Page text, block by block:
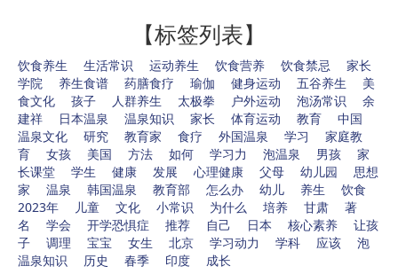
【标签列表】
饮食养生 生活常识 运动养生 饮食营养 饮食禁忌
家长
学院
养生食谱 药膳食疗 瑜伽 健身运动 五谷养生
美
食文化
孩子 人群养生 太极拳 户外运动 泡汤常识
余
建祥
日本温泉 温泉知识 家长 体育运动 教育
中国
温泉文化
研究 教育家 食疗 外国温泉 学习
家庭教
育
女孩 美国 方法 如何 学习力 泡温泉 男孩
家
长课堂
学生 健康 发展 心理健康 父母 幼儿园
思想
家
温泉 韩国温泉 教育部 怎么办 幼儿 养生
饮食
2023年
儿童 文化 小常识 为什么 培养 甘肃
著
名
学会 开学恐惧症 推荐 自己 日本 核心素养
让孩
子
调理 宝宝 女生 北京 学习动力 学科 应该
泡
温泉知识
历史 春季 印度 成长